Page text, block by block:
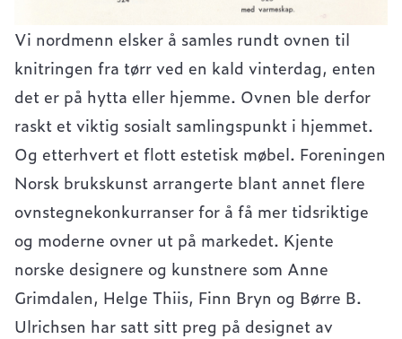
Vi nordmenn elsker å samles rundt ovnen til
knitringen fra tørr ved en kald vinterdag, enten
det er på hytta eller hjemme. Ovnen ble derfor
raskt et viktig sosialt samlingspunkt i hjemmet.
Og etterhvert et flott estetisk møbel. Foreningen
Norsk brukskunst arrangerte blant annet flere
ovnstegnekonkurranser for å få mer tidsriktige
og moderne ovner ut på markedet. Kjente
norske designere og kunstnere som Anne
Grimdalen, Helge Thiis, Finn Bryn og Børre B.
Ulrichsen har satt sitt preg på designet av